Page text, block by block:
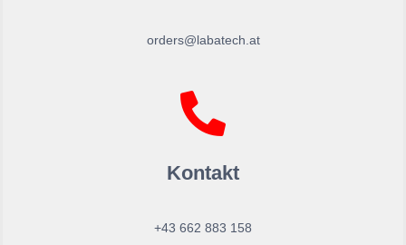
orders@labatech.at
Kontakt
+43 662 883 158